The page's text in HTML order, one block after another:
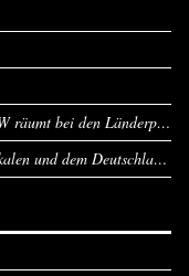
Was für ein Pfingstwochenende! Der BSV NRW räumt bei den Länderpokalen ab
NRW-Auswahlteams siegen bei den Länderpokalen und dem Deutschlandcup an Pfingsten